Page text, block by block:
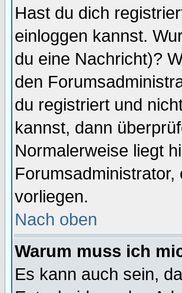
Hast du dich
einloggen kannst.
du eine Nachricht)?
den
du registriert und
kannst, dann
Normalerweise liegt
vorliegen.
Nach oben
Warum muss ich
Es kann auch sein,